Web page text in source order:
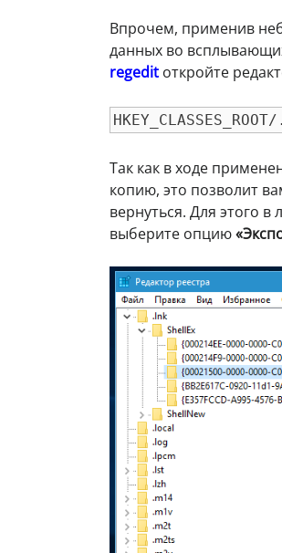
Впрочем, применив
данных во
regedit откройте
Так как в ходе
копию, это позволит
вернуться. Для этого
выберите опцию